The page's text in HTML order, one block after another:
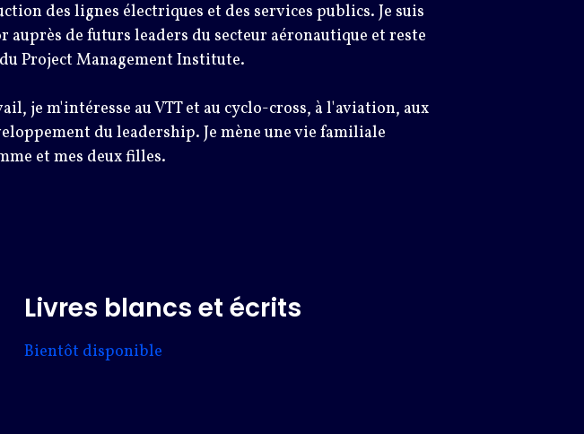
des lignes électriques et des services publics. Je suis
auprès de futurs leaders du secteur aéronautique et reste
Project Management Institute.
je m'intéresse au VTT et au cyclo-cross, à l'aviation, aux
du leadership. Je mène une vie familiale
et mes deux filles.
Livres blancs et écrits
Bientôt disponible